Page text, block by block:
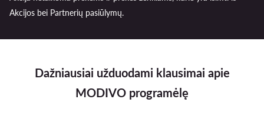
Dažniausiai užduodami klausimai apie
MODIVO programėlę
Akcijos bei Partnerių pasiūlymų.